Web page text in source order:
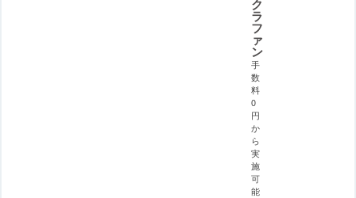
ク
ラ
フ
ァ
ン
手
数
料
0
円
か
ら
実
施
可
能